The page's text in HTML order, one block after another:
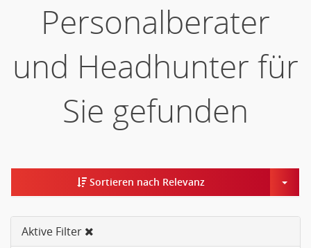
Personalberater
und Headhunter für
Sie gefunden
Sortieren nach Relevanz
Aktive Filter